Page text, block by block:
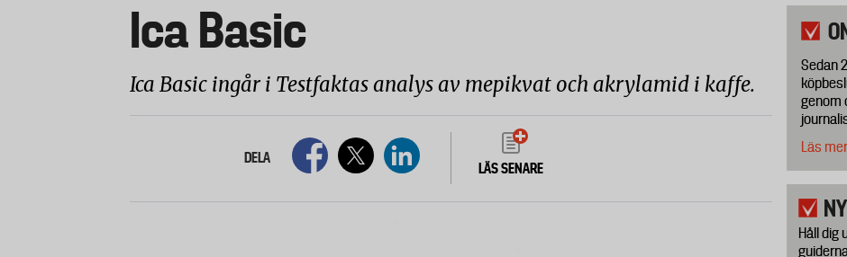
Ica Basic
Ica Basic ingår i Testfaktas analys av mepikvat och akrylamid i kaffe.
DELA
LÄS SENARE
Sedan
genom
Läs
Håll